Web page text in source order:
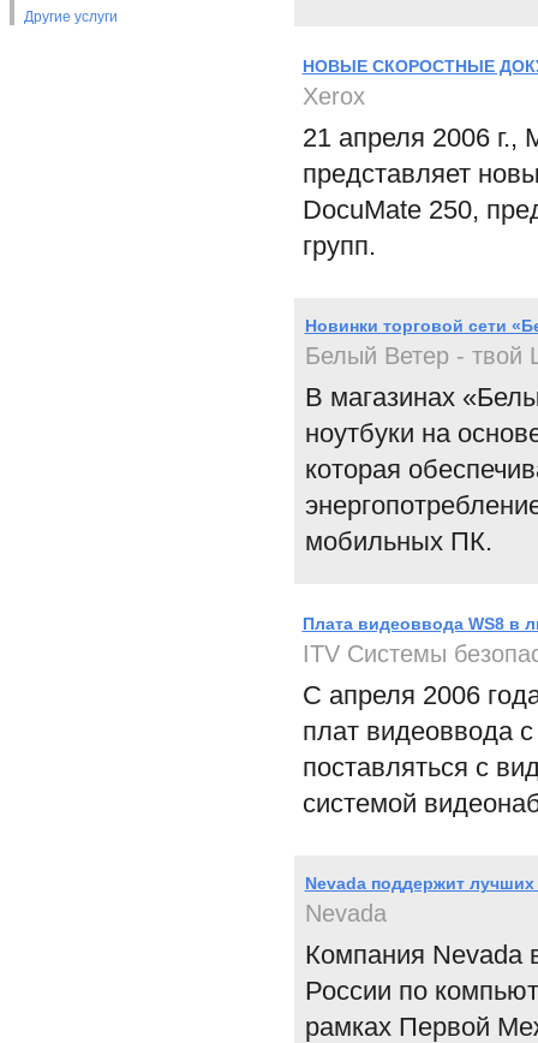
Другие услуги
НОВЫЕ СКОРОСТНЫЕ
Xerox
21 апреля 2006 г.,
представляет
DocuMate 250,
групп.
Новинки торговой сети
Белый Ветер -
В магазинах
ноутбуки на
которая
мобильных ПК.
Плата видеоввода WS8 в
ITV Системы
С апреля 2006
плат видеоввода
поставляться с
системой
Nevada поддержит
Nevada
Компания Nevada
России по
рамках Первой